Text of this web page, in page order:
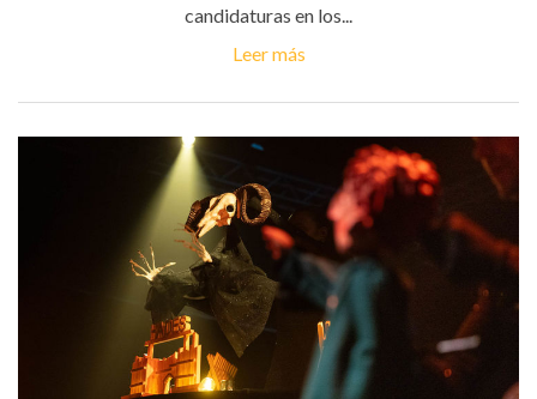
candidaturas en los...
Leer más